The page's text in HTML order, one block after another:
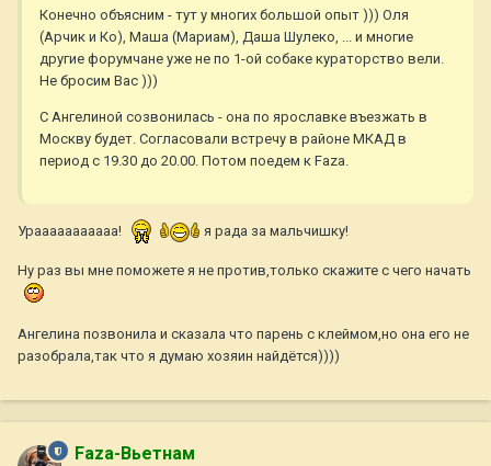
Конечно объясним - тут у многих большой опыт ))) Оля
(Арчик и Ко), Маша (Мариам), Даша Шулеко, ... и многие
другие форумчане уже не по 1-ой собаке кураторство вели.
Не бросим Вас )))
С Ангелиной созвонилась - она по ярославке въезжать в
Москву будет. Согласовали встречу в районе МКАД в
период с 19.30 до 20.00. Потом поедем к Faza.
Урааааааааааа! я рада за мальчишку!
Ну раз вы мне поможете я не против,только скажите с чего начать
Ангелина позвонила и сказала что парень с клеймом,но она его не
разобрала,так что я думаю хозяин найдётся))))
Faza-Вьетнам